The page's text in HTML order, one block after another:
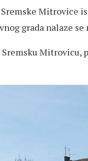
Mitrovice
grada nalaze
Mitrovicu,